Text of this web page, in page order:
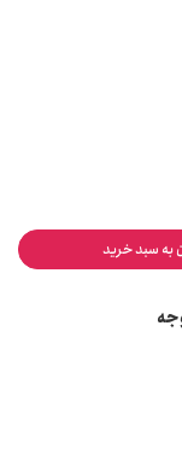
به سبد خرید